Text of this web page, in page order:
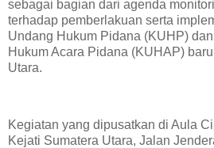
sebagai bagian dari agenda
terhadap pemberlakuan serta
Undang Hukum Pidana (KUHP)
Hukum Acara Pidana (KUHAP)
Utara.
Kegiatan yang dipusatkan di Aula
Kejati Sumatera Utara, Jalan